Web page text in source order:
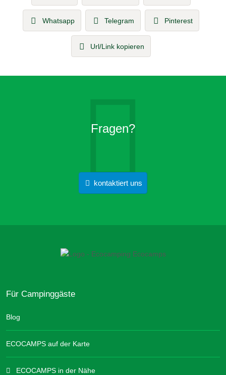
Whatsapp Telegram Pinterest
Url/Link kopieren
Fragen?
kontaktiert uns
Für Campinggäste
Blog
ECOCAMPS auf der Karte
ECOCAMPS in der Nähe